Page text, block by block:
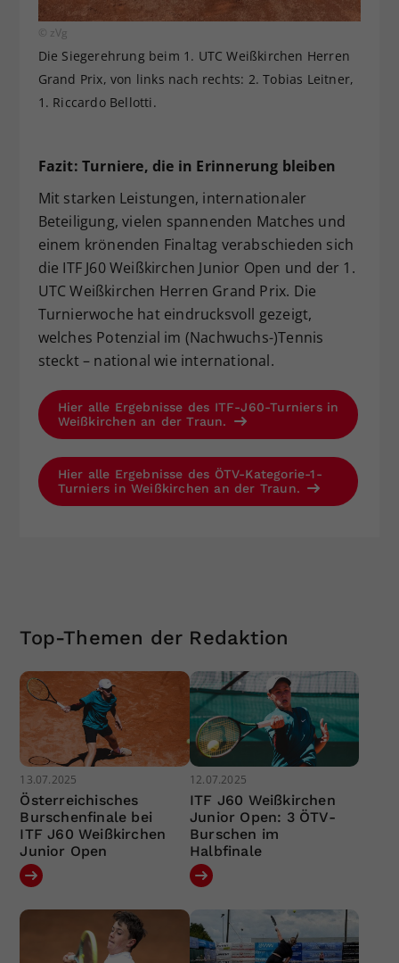
© zVg
Die Siegerehrung beim 1. UTC Weißkirchen Herren
Grand Prix, von links nach rechts: 2. Tobias Leitner,
1. Riccardo Bellotti.
Fazit: Turniere, die in Erinnerung bleiben
Mit starken Leistungen, internationaler
Beteiligung, vielen spannenden Matches und
einem krönenden Finaltag verabschieden sich
die ITF J60 Weißkirchen Junior Open und der 1.
UTC Weißkirchen Herren Grand Prix. Die
Turnierwoche hat eindrucksvoll gezeigt,
welches Potenzial im (Nachwuchs-)Tennis
steckt – national wie international.
Hier alle Ergebnisse des ITF-J60-Turniers in
Weißkirchen an der Traun.
Hier alle Ergebnisse des ÖTV-Kategorie-1-
Turniers in Weißkirchen an der Traun.
Top-Themen der Redaktion
13.07.2025
Österreichisches
Burschenfinale bei
ITF J60 Weißkirchen
Junior Open
12.07.2025
ITF J60 Weißkirchen
Junior Open: 3 ÖTV-
Burschen im
Halbfinale